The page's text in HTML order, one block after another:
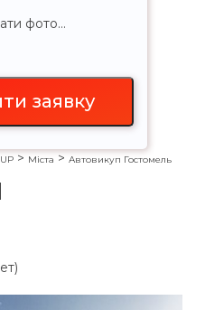
фото…
> Міста > Автовикуп Гостомель